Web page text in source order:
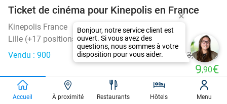
27%
OUT
Ticket de cinéma pour Kinepolis en France
Kinepolis France
Lille (+17 positions)
Vendu : 900
Régulier 13,50€
9,90€
favorite_border
Accueil À proximité Restaurants Hôtels Menu